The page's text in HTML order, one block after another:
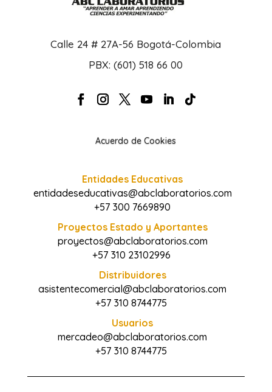
Calle 24 # 27A-56 Bogotá-Colombia
PBX: (601) 518 66 00
Acuerdo de Cookies
Entidades Educativas
entidadeseducativas@abclaboratorios.com
+57 300 7669890
Proyectos Estado y Aportantes
proyectos@abclaboratorios.com
+57 310 23102996
Distribuidores
asistentecomercial@abclaboratorios.com
+57 310 8744775
Usuarios
mercadeo@abclaboratorios.com
+57 310 8744775